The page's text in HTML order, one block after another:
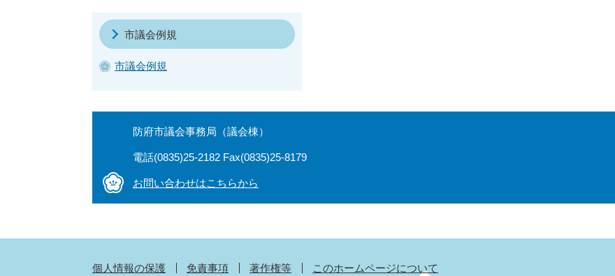
市議会例規
市議会例規
防府市議会事務局（議会棟）
電話(0835)25-2182 Fax(0835)25-8179
お問い合わせはこちらから
個人情報の保護 免責事項 著作権等 このホームページについて